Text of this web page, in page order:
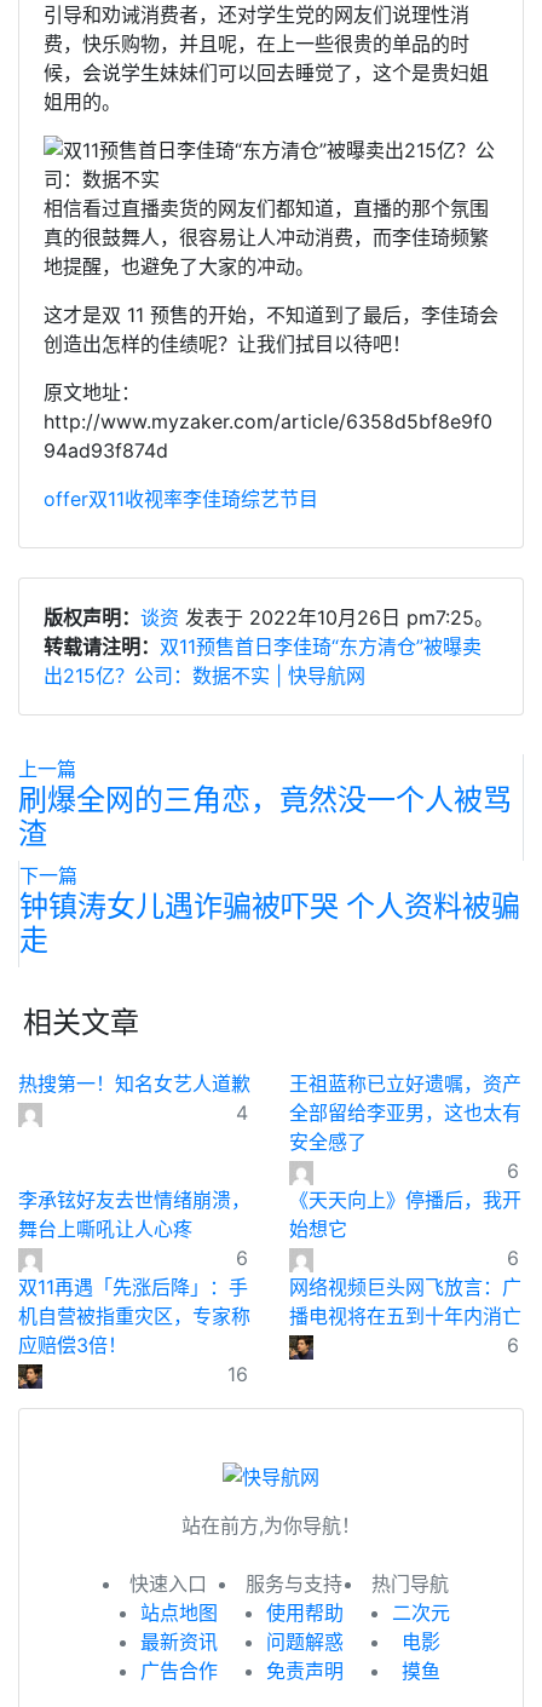
引导和劝诫消费者，还对学生党的网友们说理性消
费，快乐购物，并且呢，在上一些很贵的单品的时
候，会说学生妹妹们可以回去睡觉了，这个是贵妇姐
姐用的。
相信看过直播卖货的网友们都知道，直播的那个氛围
真的很鼓舞人，很容易让人冲动消费，而李佳琦频繁
地提醒，也避免了大家的冲动。
这才是双 11 预售的开始，不知道到了最后，李佳琦会
创造出怎样的佳绩呢？让我们拭目以待吧！
原文地址：
http://www.myzaker.com/article/6358d5bf8e9f0
94ad93f874d
offer双11收视率李佳琦综艺节目
版权声明： 谈资 发表于 2022年10月26日 pm7:25。
转载请注明： 双11预售首日李佳琦“东方清仓”被曝卖
出215亿？公司：数据不实 | 快导航网
上一篇
刷爆全网的三角恋，竟然没一个人被骂
渣
下一篇
钟镇涛女儿遇诈骗被吓哭 个人资料被骗
走
相关文章
热搜第一！知名女艺人道歉
4
王祖蓝称已立好遗嘱，资产
全部留给李亚男，这也太有
安全感了
6
李承铉好友去世情绪崩溃，
舞台上嘶吼让人心疼
6
《天天向上》停播后，我开
始想它
6
双11再遇「先涨后降」：手
机自营被指重灾区，专家称
应赔偿3倍！
16
网络视频巨头网飞放言：广
播电视将在五到十年内消亡
6
站在前方,为你导航！
快速入口
站点地图
最新资讯
广告合作
服务与支持
使用帮助
问题解惑
免责声明
热门导航
二次元
电影
摸鱼